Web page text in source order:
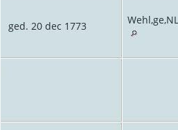
ged. 20 dec 1773